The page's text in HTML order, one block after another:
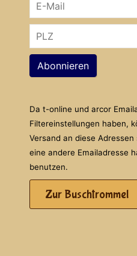
Abonnieren
Da t-online und arcor
Filtereinstellungen haben,
Versand an diese
eine andere Emailadresse
benutzen.
Zur Buschtrommel